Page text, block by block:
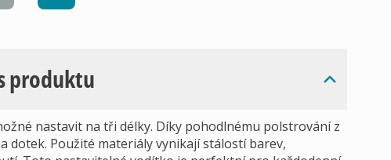
produktu
nastavit na tři délky. Díky pohodlnému polstrování z
dotek. Použité materiály vynikají stálostí barev,